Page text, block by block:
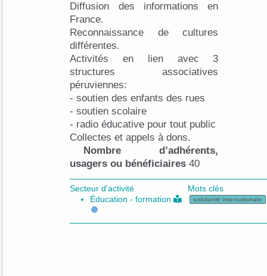
Diffusion des informations en
France.
Reconnaissance de cultures
différentes.
Activités en lien avec 3
structures associatives
péruviennes:
- soutien des enfants des rues
- soutien scolaire
- radio éducative pour tout public
Collectes et appels à dons.
Nombre d’adhérents,
usagers ou bénéficiaires 40
Secteur d'activité
Éducation - formation
Mots clés
solidarité internationale